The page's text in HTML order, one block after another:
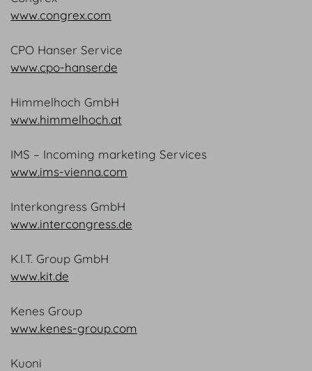
www.congrex.com
CPO Hanser Service
www.cpo-hanser.de
Himmelhoch GmbH
www.himmelhoch.at
IMS – Incoming marketing Services
www.ims-vienna.com
Interkongress GmbH
www.intercongress.de
K.I.T. Group GmbH
www.kit.de
Kenes Group
www.kenes-group.com
Kuoni